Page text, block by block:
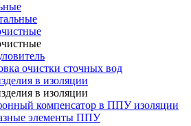
очистки сточных вод
в изоляции
в изоляции
компенсатор в ППУ изоляции
элементы ППУ